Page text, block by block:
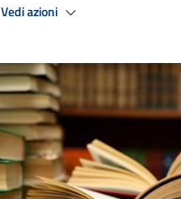
Vedi azioni